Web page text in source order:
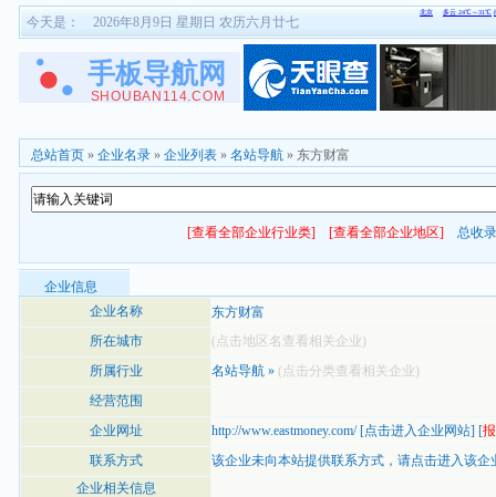
今天是： 2026年8月9日 星期日 农历六月廿七
总站首页 » 企业名录 » 企业列表 » 名站导航 » 东方财富
[查看全部企业行业类] [查看全部企业地区] 总收
企业信息
企业名称
东方财富
所在城市
(点击地区名查看相关企业)
所属行业
名站导航 » (点击分类查看相关企业)
经营范围
企业网址
http://www.eastmoney.com/[点击进入企业网站] [
联系方式
该企业未向本站提供联系方式， 请点击进入该企
企业相关信息